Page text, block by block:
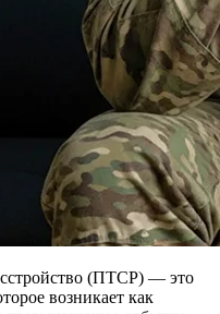
(ПТСР) — это
возникает как